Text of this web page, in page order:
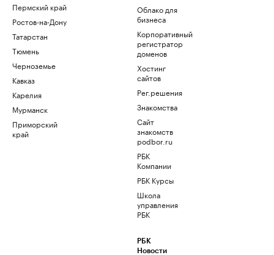
Пермский край
Ростов-на-Дону
Татарстан
Тюмень
Черноземье
Кавказ
Карелия
Мурманск
Приморский
край
Облако для
бизнеса
Корпоративный
регистратор
доменов
Хостинг
сайтов
Рег.решения
Знакомства
Сайт
знакомств
podbor.ru
РБК
Компании
РБК Курсы
Школа
управления
РБК
РБК
Новости